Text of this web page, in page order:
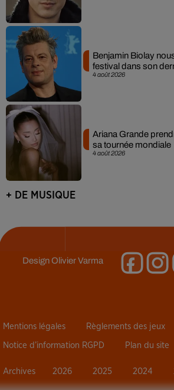
4 août 2026
Benjamin Biolay
festival dans son
4 août 2026
Ariana Grande
sa tournée mondiale
+ DE MUSIQUE
DesignOlivier Varma
Mentions légales Règlements des jeux
Notice d’information RGPD Plan du site
Archives 2026 2025 2024